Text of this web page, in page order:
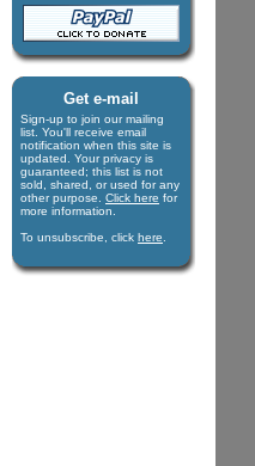
Get e-mail
Sign-up to join our mail­ing
list. You'll receive e­mail
notification when this site is
updated. Your privacy is
guaran­teed; this list is not
sold, shared, or used for any
other purpose. Click here for
more infor­mation.
To unsubscribe, click here